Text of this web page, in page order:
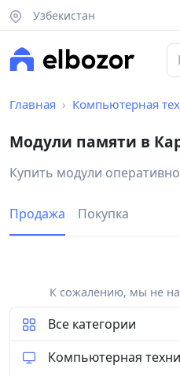
Узбекистан
Главная Компьютерная
Модули памяти в
Купить модули
Продажа Покупка
К сожалению, мы не
Все категории
Компьютерная